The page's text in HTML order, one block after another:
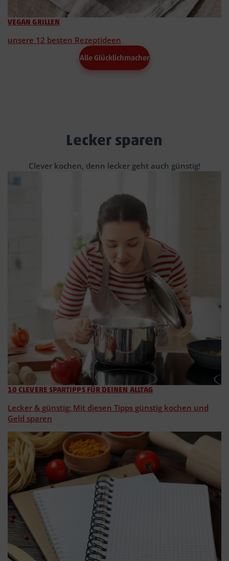
VEGAN GRILLEN
unsere 12 besten Rezeptideen
Alle Glücklichmacher
Lecker sparen
Clever kochen, denn lecker geht auch günstig!
10 CLEVERE SPARTIPPS FÜR DEINEN ALLTAG
Lecker & günstig: Mit diesen Tipps günstig kochen und
Geld sparen